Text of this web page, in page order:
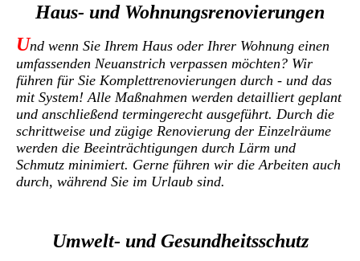
Haus- und Wohnungsrenovierungen
Und wenn Sie Ihrem Haus oder Ihrer Wohnung einen
umfassenden Neuanstrich verpassen möchten? Wir
führen für Sie Komplettrenovierungen durch - und das
mit System! Alle Maßnahmen werden detailliert geplant
und anschließend termingerecht ausgeführt. Durch die
schrittweise und zügige Renovierung der Einzelräume
werden die Beeinträchtigungen durch Lärm und
Schmutz minimiert. Gerne führen wir die Arbeiten auch
durch, während Sie im Urlaub sind.
Umwelt- und Gesundheitsschutz